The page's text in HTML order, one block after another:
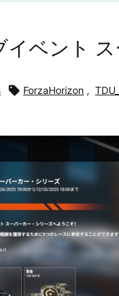
イベント
 ForzaHorizon ,